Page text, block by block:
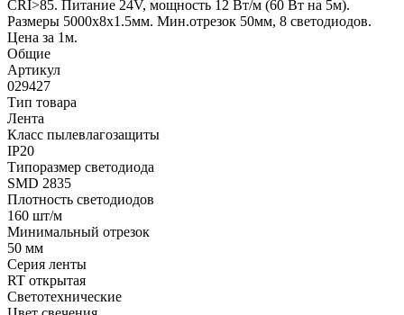
CRI>85. Питание 24V, мощность 12 Вт/м (60 Вт на 5м).
Размеры 5000х8х1.5мм. Мин.отрезок 50мм, 8 светодиодов.
Цена за 1м.
Общие
Артикул
029427
Тип товара
Лента
Класс пылевлагозащиты
IP20
Типоразмер светодиода
SMD 2835
Плотность светодиодов
160 шт/м
Минимальный отрезок
50 мм
Серия ленты
RT открытая
Светотехнические